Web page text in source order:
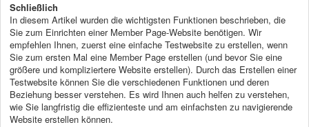
Schließlich
In diesem Artikel wurden die wichtigsten Funktionen beschrieben, die
Sie zum Einrichten einer Member Page-Website benötigen. Wir
empfehlen Ihnen, zuerst eine einfache Testwebsite zu erstellen, wenn
Sie zum ersten Mal eine Member Page erstellen (und bevor Sie eine
größere und kompliziertere Website erstellen). Durch das Erstellen einer
Testwebsite können Sie die verschiedenen Funktionen und deren
Beziehung besser verstehen. Es wird Ihnen auch helfen zu verstehen,
wie Sie langfristig die effizienteste und am einfachsten zu navigierende
Website erstellen können.